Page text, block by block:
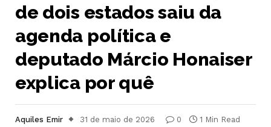
de dois estados saiu da
agenda política e
deputado Márcio Honaiser
explica por quê
Aquiles Emir 31 de maio de 2026 0
1 Min Read